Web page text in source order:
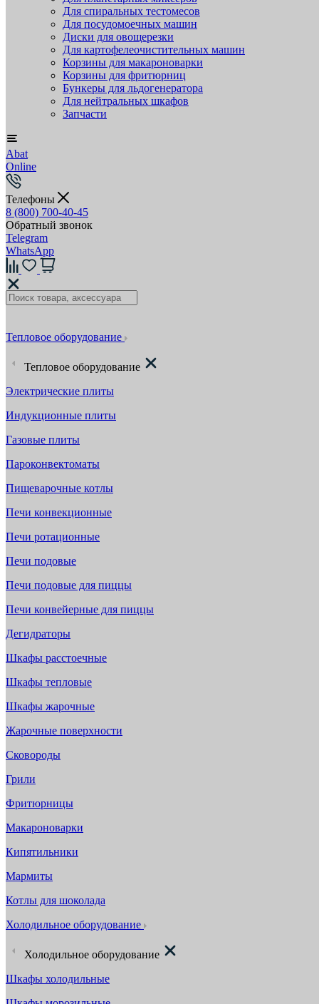
Для спиральных тестомесов
Для посудомоечных машин
Диски для овощерезки
Для картофелеочистительных машин
Корзины для макароноварки
Корзины для фритюрниц
Бункеры для льдогенератора
Для нейтральных шкафов
Запчасти
Abat
Online
Телефоны
8 (800) 700-40-45
Обратный звонок
Telegram
WhatsApp
Тепловое оборудование
Тепловое оборудование
Электрические плиты
Индукционные плиты
Газовые плиты
Пароконвектоматы
Пищеварочные котлы
Печи конвекционные
Печи ротационные
Печи подовые
Печи подовые для пиццы
Печи конвейерные для пиццы
Дегидраторы
Шкафы расстоечные
Шкафы тепловые
Шкафы жарочные
Жарочные поверхности
Сковороды
Грили
Фритюрницы
Макароноварки
Кипятильники
Мармиты
Котлы для шоколада
Холодильное оборудование
Холодильное оборудование
Шкафы холодильные